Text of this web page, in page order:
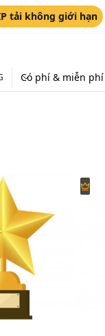
tải không giới hạn
Có phí & miễn phí